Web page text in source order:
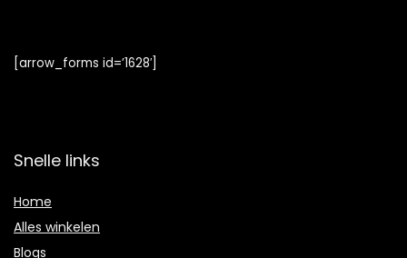
[arrow_forms id=’1628′]
Snelle links
Home
Alles winkelen
Blogs